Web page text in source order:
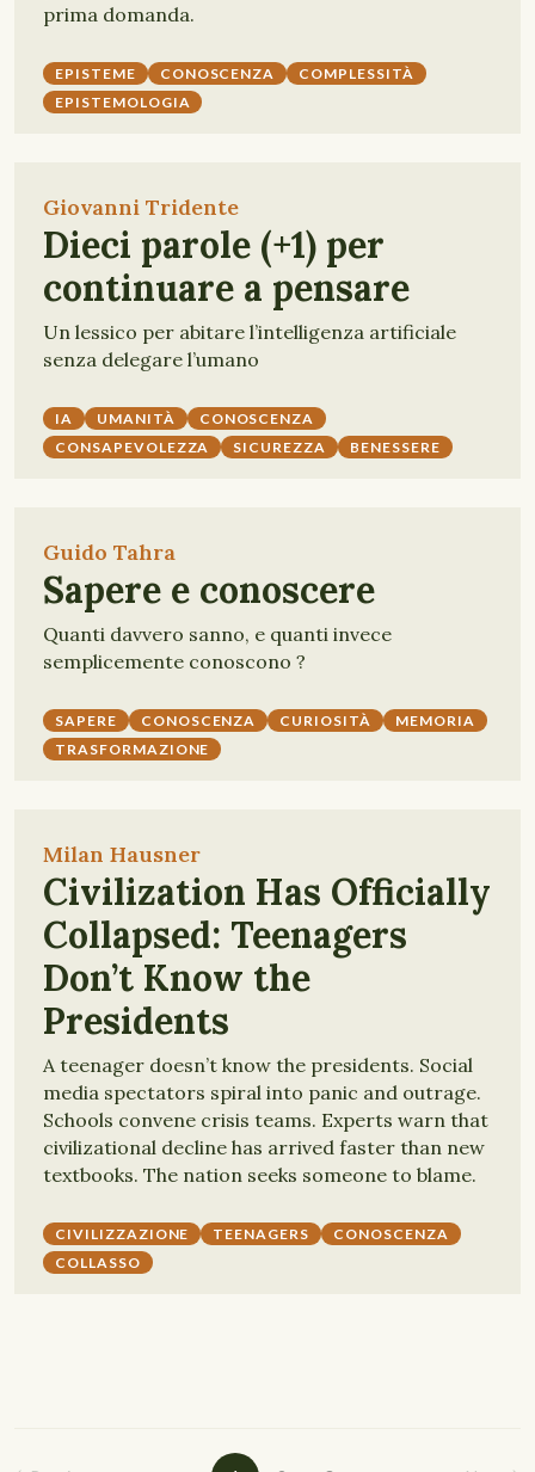
prima domanda.
EPISTEME CONOSCENZA
COMPLESSITÀ
EPISTEMOLOGIA
Giovanni Tridente
Dieci parole (+1) per
continuare a pensare
Un lessico per abitare l’intelligenza artificiale
senza delegare l’umano
IA UMANITÀ
CONOSCENZA
CONSAPEVOLEZZA
SICUREZZA BENESSERE
Guido Tahra
Sapere e conoscere
Quanti davvero sanno, e quanti invece
semplicemente conoscono ?
SAPERE CONOSCENZA CURIOSITÀ
MEMORIA
TRASFORMAZIONE
Milan Hausner
Civilization Has Officially
Collapsed: Teenagers
Don’t Know the
Presidents
A teenager doesn’t know the presidents. Social
media spectators spiral into panic and outrage.
Schools convene crisis teams. Experts warn that
civilizational decline has arrived faster than new
textbooks. The nation seeks someone to blame.
CIVILIZZAZIONE TEENAGERS
CONOSCENZA
COLLASSO